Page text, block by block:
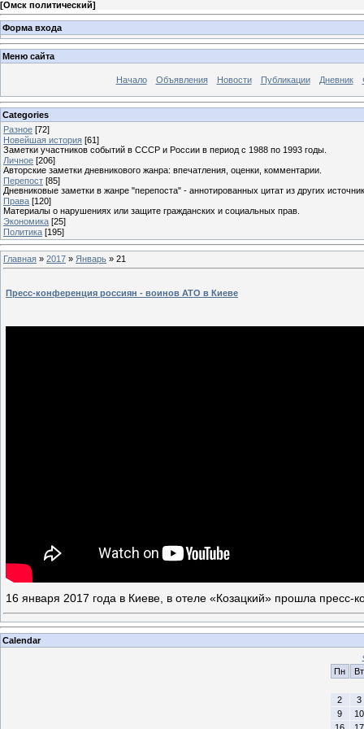
[Омск политический]
Форма входа
Меню сайта
Начало Объявления Новости Публикации Дневник
Categories
Разное [72]
Новейшая история [61]
Заметки участников событий в СССР и России в период с 1988 по 1993 годы.
Личное [206]
Авторские заметки дневникового жанра: впечатления, оценки, комментарии.
Перепост [85]
Дневниковые заметки в жанре "перепоста" - аннотированных цитат из других
Права [120]
Материалы о нарушениях или защите гражданских и социальных прав.
Экономика [25]
Политика [195]
Главная » 2017 » Январь » 21
Пресс-конференция россиян - воинов АТО в Киеве
16 января 2017 года в Киеве, в отеле «Козацкий» прошла
Calendar
Пн
Вт
2
3
9
10